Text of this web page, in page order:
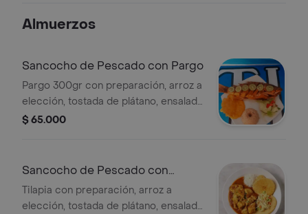
Almuerzos
Sancocho de Pescado con Pargo
Pargo 300gr con preparación, arroz a
elección, tostada de plátano, ensalada
de tomate, lechuga, zanahoria y
$ 65.000
Sancocho de Pescado con
Tilapia
Tilapia con preparación, arroz a
elección, tostada de plátano, ensalada